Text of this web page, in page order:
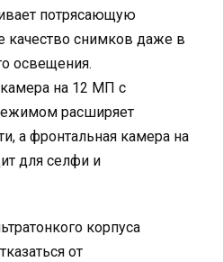
потрясающую
качество снимков даже в
освещения.
на 12 МП с
расширяет
а фронтальная камера на
для селфи и
корпуса
от